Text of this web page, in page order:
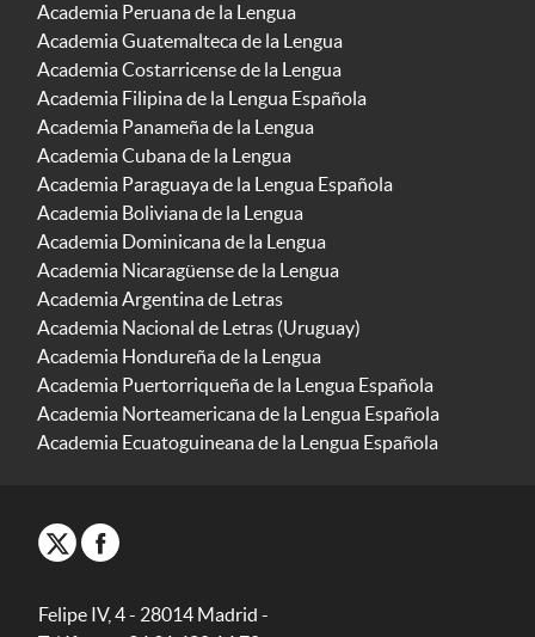
Academia Peruana de la Lengua
Academia Guatemalteca de la Lengua
Academia Costarricense de la Lengua
Academia Filipina de la Lengua Española
Academia Panameña de la Lengua
Academia Cubana de la Lengua
Academia Paraguaya de la Lengua Española
Academia Boliviana de la Lengua
Academia Dominicana de la Lengua
Academia Nicaragüense de la Lengua
Academia Argentina de Letras
Academia Nacional de Letras (Uruguay)
Academia Hondureña de la Lengua
Academia Puertorriqueña de la Lengua Española
Academia Norteamericana de la Lengua Española
Academia Ecuatoguineana de la Lengua Española
Felipe IV, 4 - 28014 Madrid -